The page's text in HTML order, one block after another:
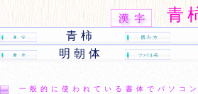
青
青柿
明朝体
一般的に使われている書体でパソコ